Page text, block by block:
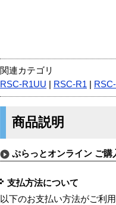
関連カテゴリ
RSC-R1UU
RSC-R1
商品説明
ぷらっとオンライン ご購
支払方法について
以下のお支払い方法がご利用